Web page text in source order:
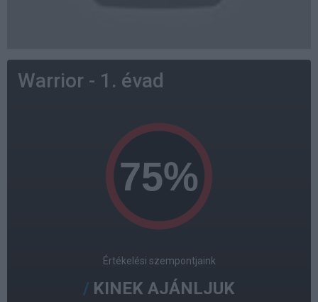
Warrior - 1. évad
Értékelési szempontjaink
KINEK AJÁNLJUK